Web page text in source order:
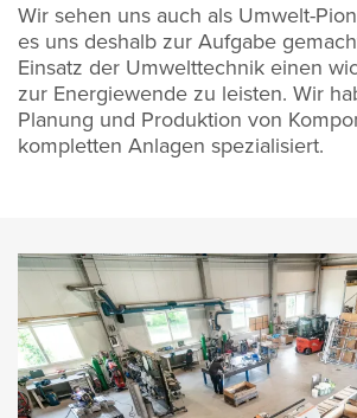
Wir sehen uns auch als Umwelt-
es uns deshalb zur Aufgabe
Einsatz der Umwelttechnik einen
zur Energiewende zu leisten. Wir
Planung und Produktion von
kompletten Anlagen spezialisiert.